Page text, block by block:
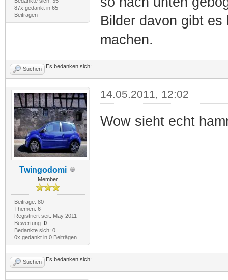
87x gedankt in 65
Beiträgen
Bilder davon gibt
machen.
Suchen Es bedanken sich:
Twingodomi
Member
Beiträge: 80
Themen: 6
Registriert seit: May 2011
Bewertung: 0
Bedankte sich: 0
0x gedankt in 0 Beiträgen
14.05.2011, 12:02
Wow sieht echt
Suchen Es bedanken sich: